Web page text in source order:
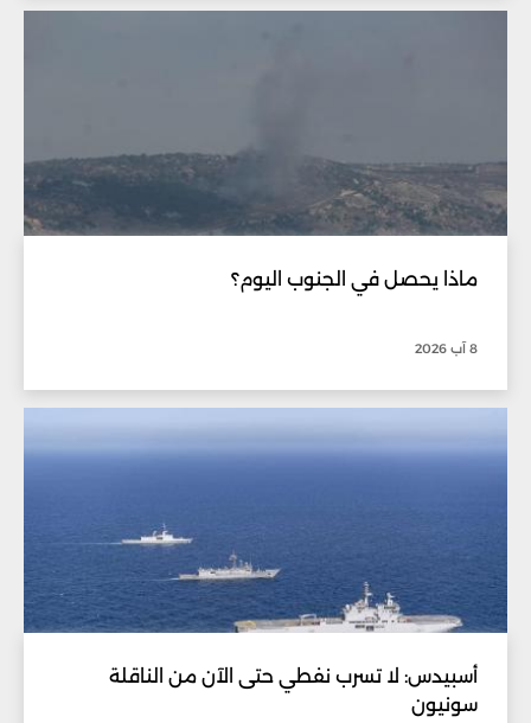
ماذا يحصل في الجنوب اليوم؟
8 آب 2026
أسبيدس: لا تسرب نفطي حتى الآن من الناقلة
سونيون